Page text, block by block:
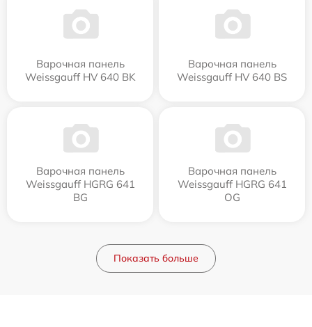
Варочная панель
Weissgauff HV 640 BK
Варочная панель
Weissgauff HV 640 BS
Варочная панель
Weissgauff HGRG 641
BG
Варочная панель
Weissgauff HGRG 641
OG
Показать больше